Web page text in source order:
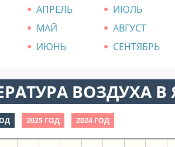
АПРЕЛЬ
ИЮЛЬ
МАЙ
АВГУСТ
ИЮНЬ СЕНТЯБРЬ
ВОЗДУХА В
2025 ГОД 2024 ГОД